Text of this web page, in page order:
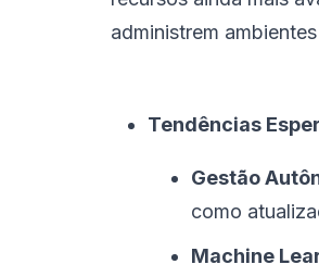
administrem
Tendências
Gestão
como
Machine